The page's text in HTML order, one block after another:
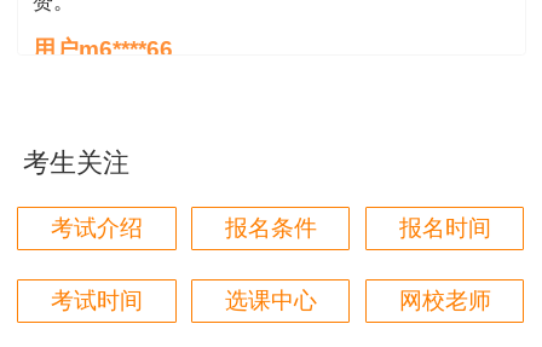
根据《注册房地产估价师管理办法》第七条规
受聘于具有资质的房地产估价机构；（四）无《注
册房地产估价师管理办法》第十四条规定不予注册
的情形。
推荐阅读： 房地产估价师初始注册办事指南
第一次考房估，对比了好几家网校，最终选择了正
保，学习了两个月了，越来越发现讲得是真好，我这
原理方法赵占香老师讲得很通俗易懂，节奏刚刚好，
用户m3****88
用户m1****68
考生关注
考试介绍 报名条件 报名时间
考试时间 选课中心 网校老师